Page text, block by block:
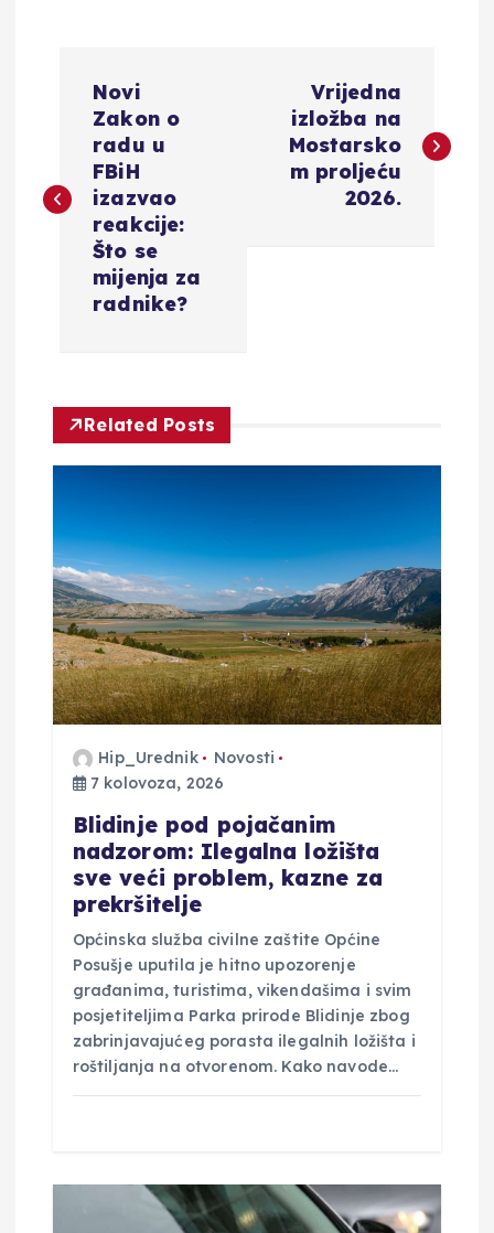
v
c
a
o
b
Novi
Zakon o
radu u
FBiH
izazvao
reakcije:
Što se
mijenja za
radnike?
Vrijedna
izložba na
Mostarsko
m proljeću
2026.
Related Posts
Hip_Urednik
Novosti
7 kolovoza, 2026
Blidinje pod pojačanim
nadzorom: Ilegalna ložišta
sve veći problem, kazne za
prekršitelje
Općinska služba civilne zaštite Općine
Posušje uputila je hitno upozorenje
građanima, turistima, vikendašima i svim
posjetiteljima Parka prirode Blidinje zbog
zabrinjavajućeg porasta ilegalnih ložišta i
roštiljanja na otvorenom. Kako navode…